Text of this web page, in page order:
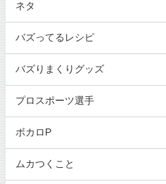
ネタ
バズってるレシピ
バズりまくりグッズ
プロスポーツ選手
ボカロP
ムカつくこと